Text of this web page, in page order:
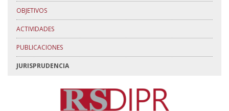
OBJETIVOS
ACTIVIDADES
PUBLICACIONES
JURISPRUDENCIA